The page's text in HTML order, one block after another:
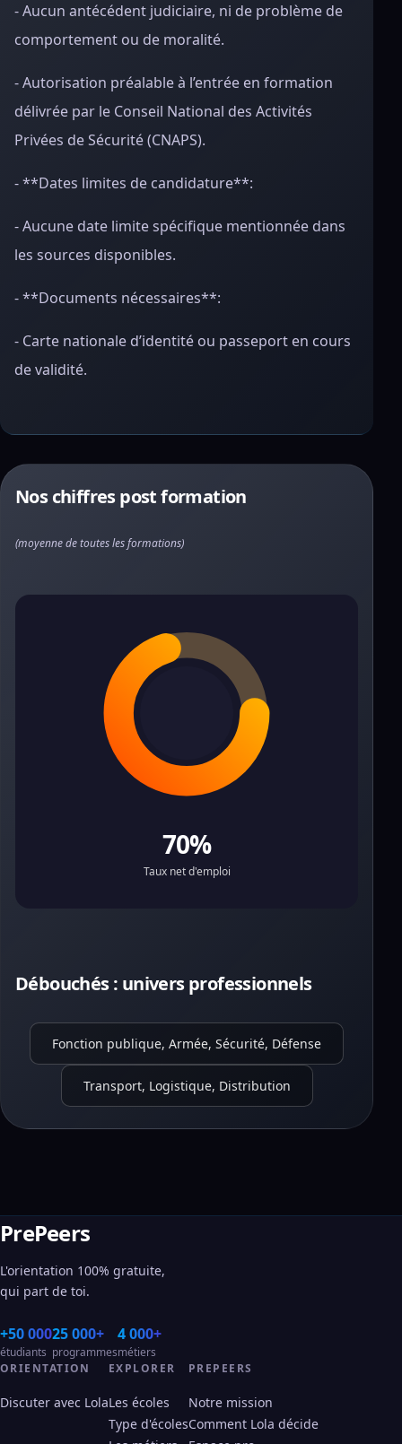
- Aucun antécédent judiciaire, ni de problème de
comportement ou de moralité.
- Autorisation préalable à l’entrée en formation
délivrée par le Conseil National des Activités
Privées de Sécurité (CNAPS).
- **Dates limites de candidature**:
- Aucune date limite spécifique mentionnée dans
les sources disponibles.
- **Documents nécessaires**:
- Carte nationale d’identité ou passeport en cours
de validité.
Nos chiffres post formation
(moyenne de toutes les formations)
70%
Taux net d'emploi
Débouchés : univers professionnels
Fonction publique, Armée, Sécurité, Défense
Transport, Logistique, Distribution
PrePeers
L'orientation 100% gratuite,
qui part de toi.
+50 000
étudiants
25 000+
programmes
4 000+
métiers
ORIENTATION
Discuter avec Lola
EXPLORER
Les écoles
Type d'écoles
PREPEERS
Notre mission
Comment Lola décide